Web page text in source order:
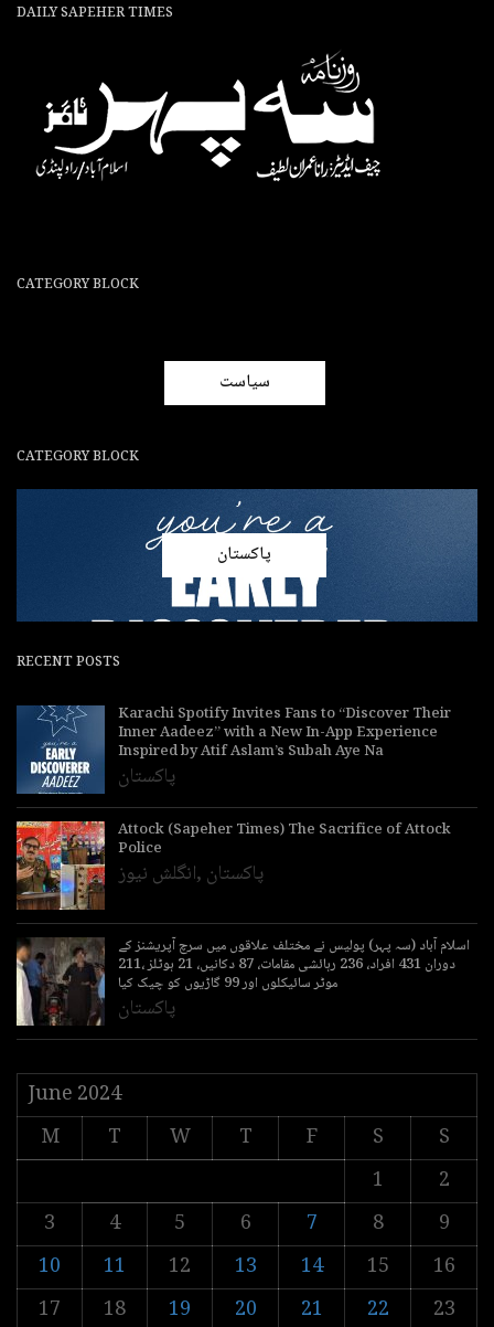
DAILY SAPEHER TIMES
CATEGORY BLOCK
سیاست
CATEGORY BLOCK
پاکستان
RECENT POSTS
Karachi Spotify Invites Fans to “Discover Their
Inner Aadeez” with a New In-App Experience
Inspired by Atif Aslam’s Subah Aye Na
پاکستان
Attock (Sapeher Times) The Sacrifice of Attock
Police
انگلش نیوز, پاکستان
اسلام آباد (سہ پہر) پولیس نے مختلف علاقوں میں سرچ آپریشنز کے
دوران 431 افراد، 236 رہائشی مقامات، 87 دکانیں، 21 ہوٹلز ،211
موٹر سائیکلوں اور 99 گاڑیوں کو چیک کیا
پاکستان
June 2024
M
T W T F S
S
1
2
3
4 5 6 7 8
9
10
11 12 13 14 15
16
17
18 19 20 21 22 23